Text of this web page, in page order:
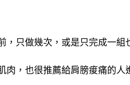
，只做幾次，或是只完成一組
肉，也很推薦給肩膀痠痛的人